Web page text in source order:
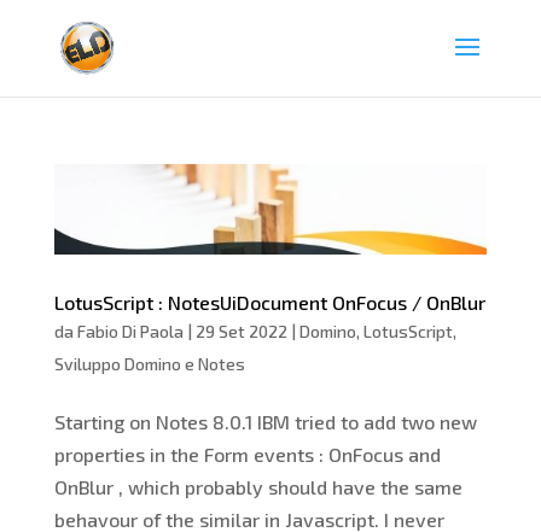
LotusScript : NotesUiDocument OnFocus / OnBlur
da Fabio Di Paola | 29 Set 2022 | Domino, LotusScript,
Sviluppo Domino e Notes
Starting on Notes 8.0.1 IBM tried to add two new
properties in the Form events : OnFocus and
OnBlur , which probably should have the same
behavour of the similar in Javascript. I never